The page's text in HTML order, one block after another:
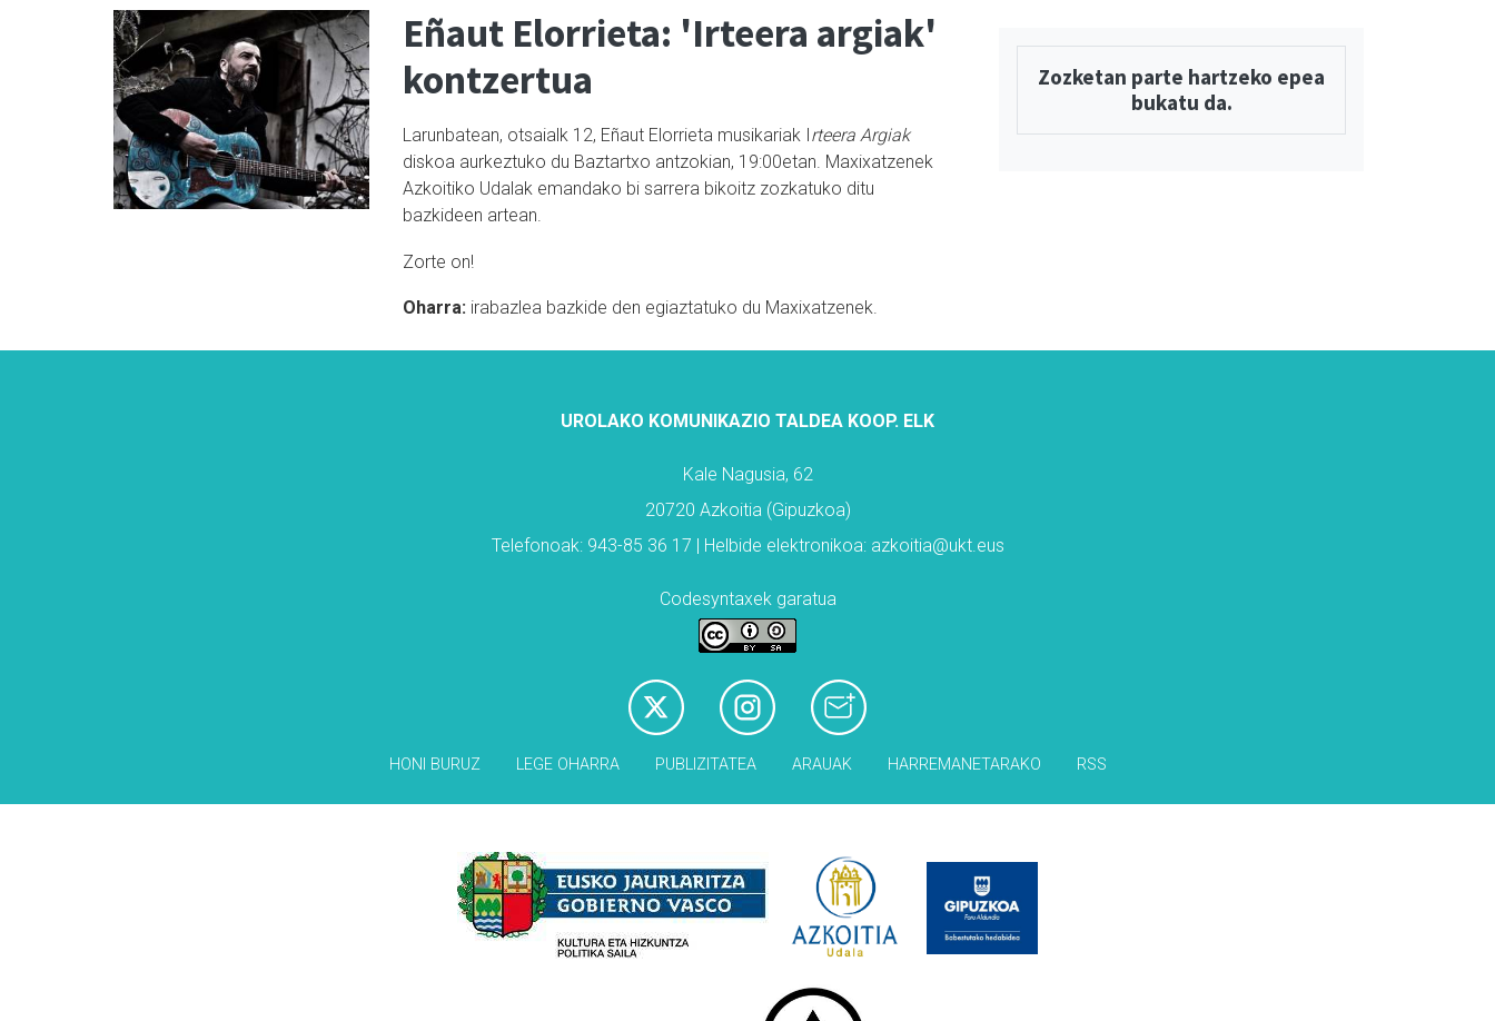
Eñaut Elorrieta: 'Irteera argiak'
kontzertua
Larunbatean, otsaialk 12, Eñaut Elorrieta musikariak I rteera Argiak
diskoa aurkeztuko du Baztartxo antzokian, 19:00etan. Maxixatzenek
Azkoitiko Udalak emandako bi sarrera bikoitz zozkatuko ditu
bazkideen artean.
Zorte on!
Oharra:irabazlea bazkide den egiaztatuko du Maxixatzenek.
Zozketan parte hartzeko epea
bukatu da.
UROLAKO KOMUNIKAZIO TALDEA KOOP. ELK
Kale Nagusia, 62
20720 Azkoitia (Gipuzkoa)
Telefonoak: 943-85 36 17 | Helbide elektronikoa: azkoitia@ukt.eus
Codesyntaxek garatua
HONI BURUZ LEGE OHARRA PUBLIZITATEA ARAUAK HARREMANETARAKO RSS